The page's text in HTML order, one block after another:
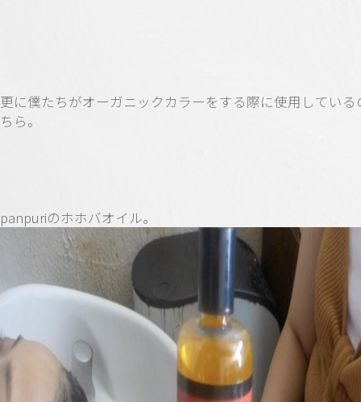
更に僕たちがオーガニックカラーをする際に使用している
ちら。
panpuriのホホバオイル。